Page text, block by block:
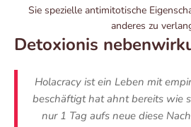
Sie spezielle antimitotische
anderes zu
Detoxionis
Holacracy ist ein Leben mit
beschäftigt hat ahnt bereits wie
nur 1 Tag aufs neue diese